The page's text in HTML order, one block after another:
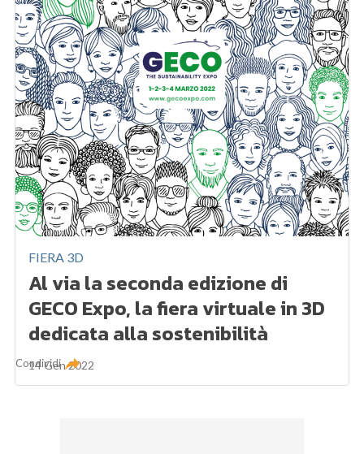
FIERA 3D
Al via la seconda edizione di
GECO Expo, la fiera virtuale in 3D
dedicata alla sostenibilità
14 Gen 2022
Condividi